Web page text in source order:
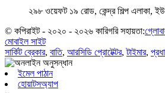
২৯৮ ওয়েফট ১৯ রোড, কেন্দ্র শিল্প এলাকা,
© কপিরাইট - ২০২০ - ২০২৬ কারিগরি সহায়তা:
মোবাইল সাইট
সার্কিট ব্রেকার, বাতি, আরসিডি প্রোটেক্টর,টাইমার,
ইমেল পাঠান
হোয়াটসঅ্যাপ